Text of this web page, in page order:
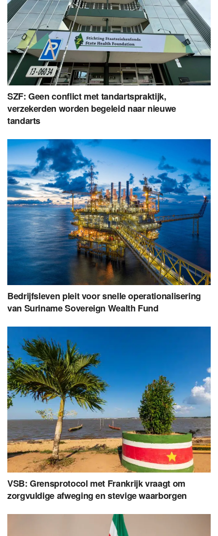
SZF: Geen conflict met tandartspraktijk,
verzekerden worden begeleid naar nieuwe
tandarts
Bedrijfsleven pleit voor snelle operationalisering
van Suriname Sovereign Wealth Fund
VSB: Grensprotocol met Frankrijk vraagt om
zorgvuldige afweging en stevige waarborgen